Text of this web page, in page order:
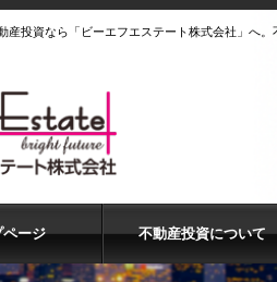
産投資なら「ビーエフエステート株式会社」へ
ージ 不動産投資について